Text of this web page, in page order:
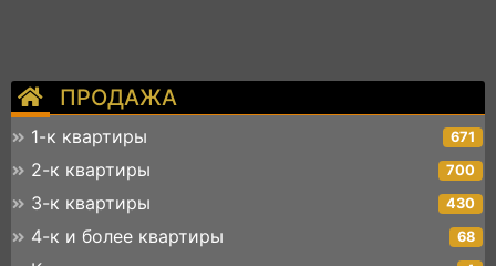
ПРОДАЖА
1-к квартиры 671
2-к квартиры 700
3-к квартиры 430
4-к и более квартиры 68